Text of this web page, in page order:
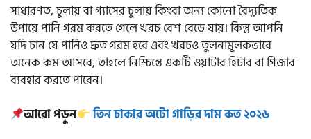
সাধারণত, চুলায় বা গ্যাসের চুলায় কিংবা অন্য কোনো বৈদ্যুতিক
উপায়ে পানি গরম করতে গেলে খরচ বেশ বেড়ে যায়। কিন্তু আপনি
যদি চান যে পানিও দ্রুত গরম হবে এবং খরচও তুলনামূলকভাবে
অনেক কম আসবে, তাহলে নিশ্চিন্তে একটি ওয়াটার হিটার বা গিজার
ব্যবহার করতে পারেন।
আরো পড়ুন
তিন চাকার অটো গাড়ির দাম কত ২০২৬